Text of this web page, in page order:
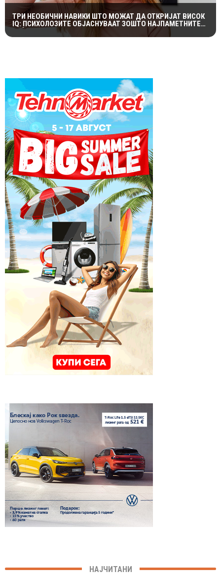
ТРИ НЕОБИЧНИ НАВИКИ ШТО МОЖАТ ДА ОТКРИЈАТ ВИСОК
IQ: ПСИХОЛОЗИТЕ ОБЈАСНУВААТ ЗОШТО НАЈПАМЕТНИТЕ
ЛУЃЕ ЧЕСТО СЕ ДВОУМАТ
НАЈЧИТАНИ